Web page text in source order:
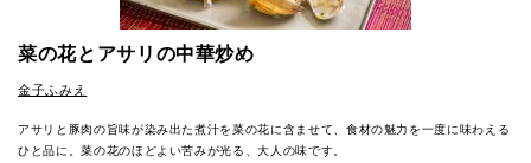
菜の花とアサリの中華炒め
金子ふみえ
アサリと豚肉の旨味が染み出た煮汁を菜の花に含ませて、食材の魅力を一度に味わえる
ひと品に。菜の花のほどよい苦みが光る、大人の味です。